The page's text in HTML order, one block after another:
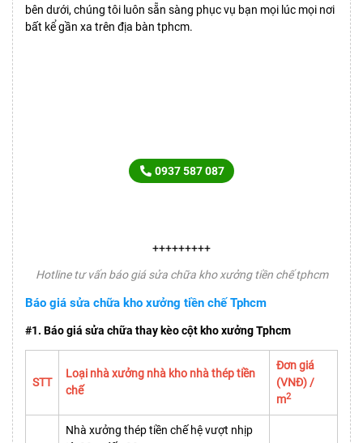
bên dưới, chúng tôi luôn sẵn sàng phục vụ bạn mọi lúc mọi nơi
bất kể gần xa trên địa bàn tphcm.
0937 587 087
+++++++++
Hotline tư vấn báo giá sửa chữa kho xưởng tiền chế tphcm
Báo giá sửa chữa kho xưởng tiền chế Tphcm
#1. Báo giá sửa chữa thay kèo cột kho xưởng Tphcm
STT
Loại nhà xưởng nhà kho nhà thép tiền
chế
Đơn giá
(VNĐ) /
m2
Nhà xưởng thép tiền chế hệ vượt nhịp